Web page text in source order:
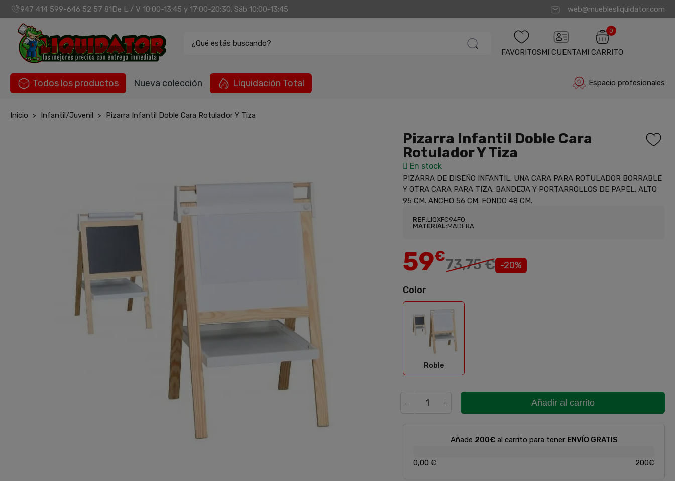
947 414 599-646 52 57 81De L / V 10:00-13:45 y 17:00-20:30. Sáb 10:00-13:45 web@mueblesliquidator.com
¿Qué estás buscando?
FAVORITOSMI CUENTA
0
MI CARRITO
Todos los productos Nueva colección Liquidación Total Espacio profesionales
Inicio Infantil/Juvenil Pizarra Infantil Doble Cara Rotulador Y Tiza
Pizarra Infantil Doble Cara
Rotulador Y Tiza
En stock
PIZARRA DE DISEÑO INFANTIL. UNA CARA PARA ROTULADOR BORRABLE
Y OTRA CARA PARA TIZA. BANDEJA Y PORTARROLLOS DE PAPEL. ALTO
95 CM. ANCHO 56 CM. FONDO 48 CM.
REF:LIQXFC94FO
MATERIAL:MADERA
59€
73,75 € -20%
Color
Roble
Roble
Añadir al carrito
Añade 200€al carrito para tener ENVÍO GRATIS
0,00 € 200€